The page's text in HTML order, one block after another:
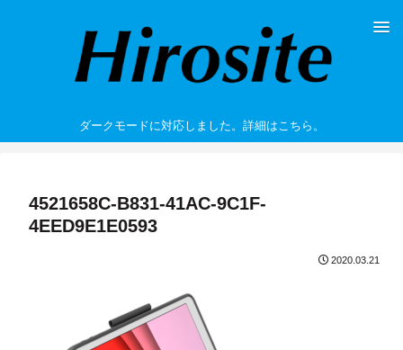
ダークモードに対応しました。詳細はこちら。
4521658C-B831-41AC-9C1F-
4EED9E1E0593
2020.03.21